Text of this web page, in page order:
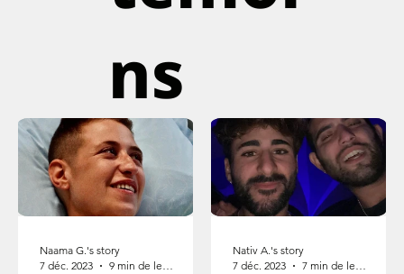
ns
Naama G.'s story
7 déc. 2023
9 min de lecture
Nativ A.'s story
7 déc. 2023
7 min de lecture